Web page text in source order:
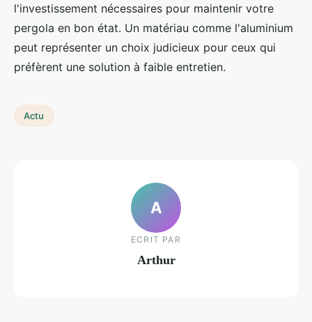
l'investissement nécessaires pour maintenir votre
pergola en bon état. Un matériau comme l'aluminium
peut représenter un choix judicieux pour ceux qui
préfèrent une solution à faible entretien.
Actu
A
ECRIT PAR
Arthur